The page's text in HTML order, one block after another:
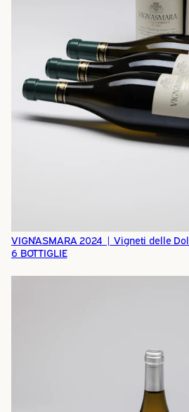
VIGN'ASMARA 2024 | Vigneti delle
6 BOTTIGLIE